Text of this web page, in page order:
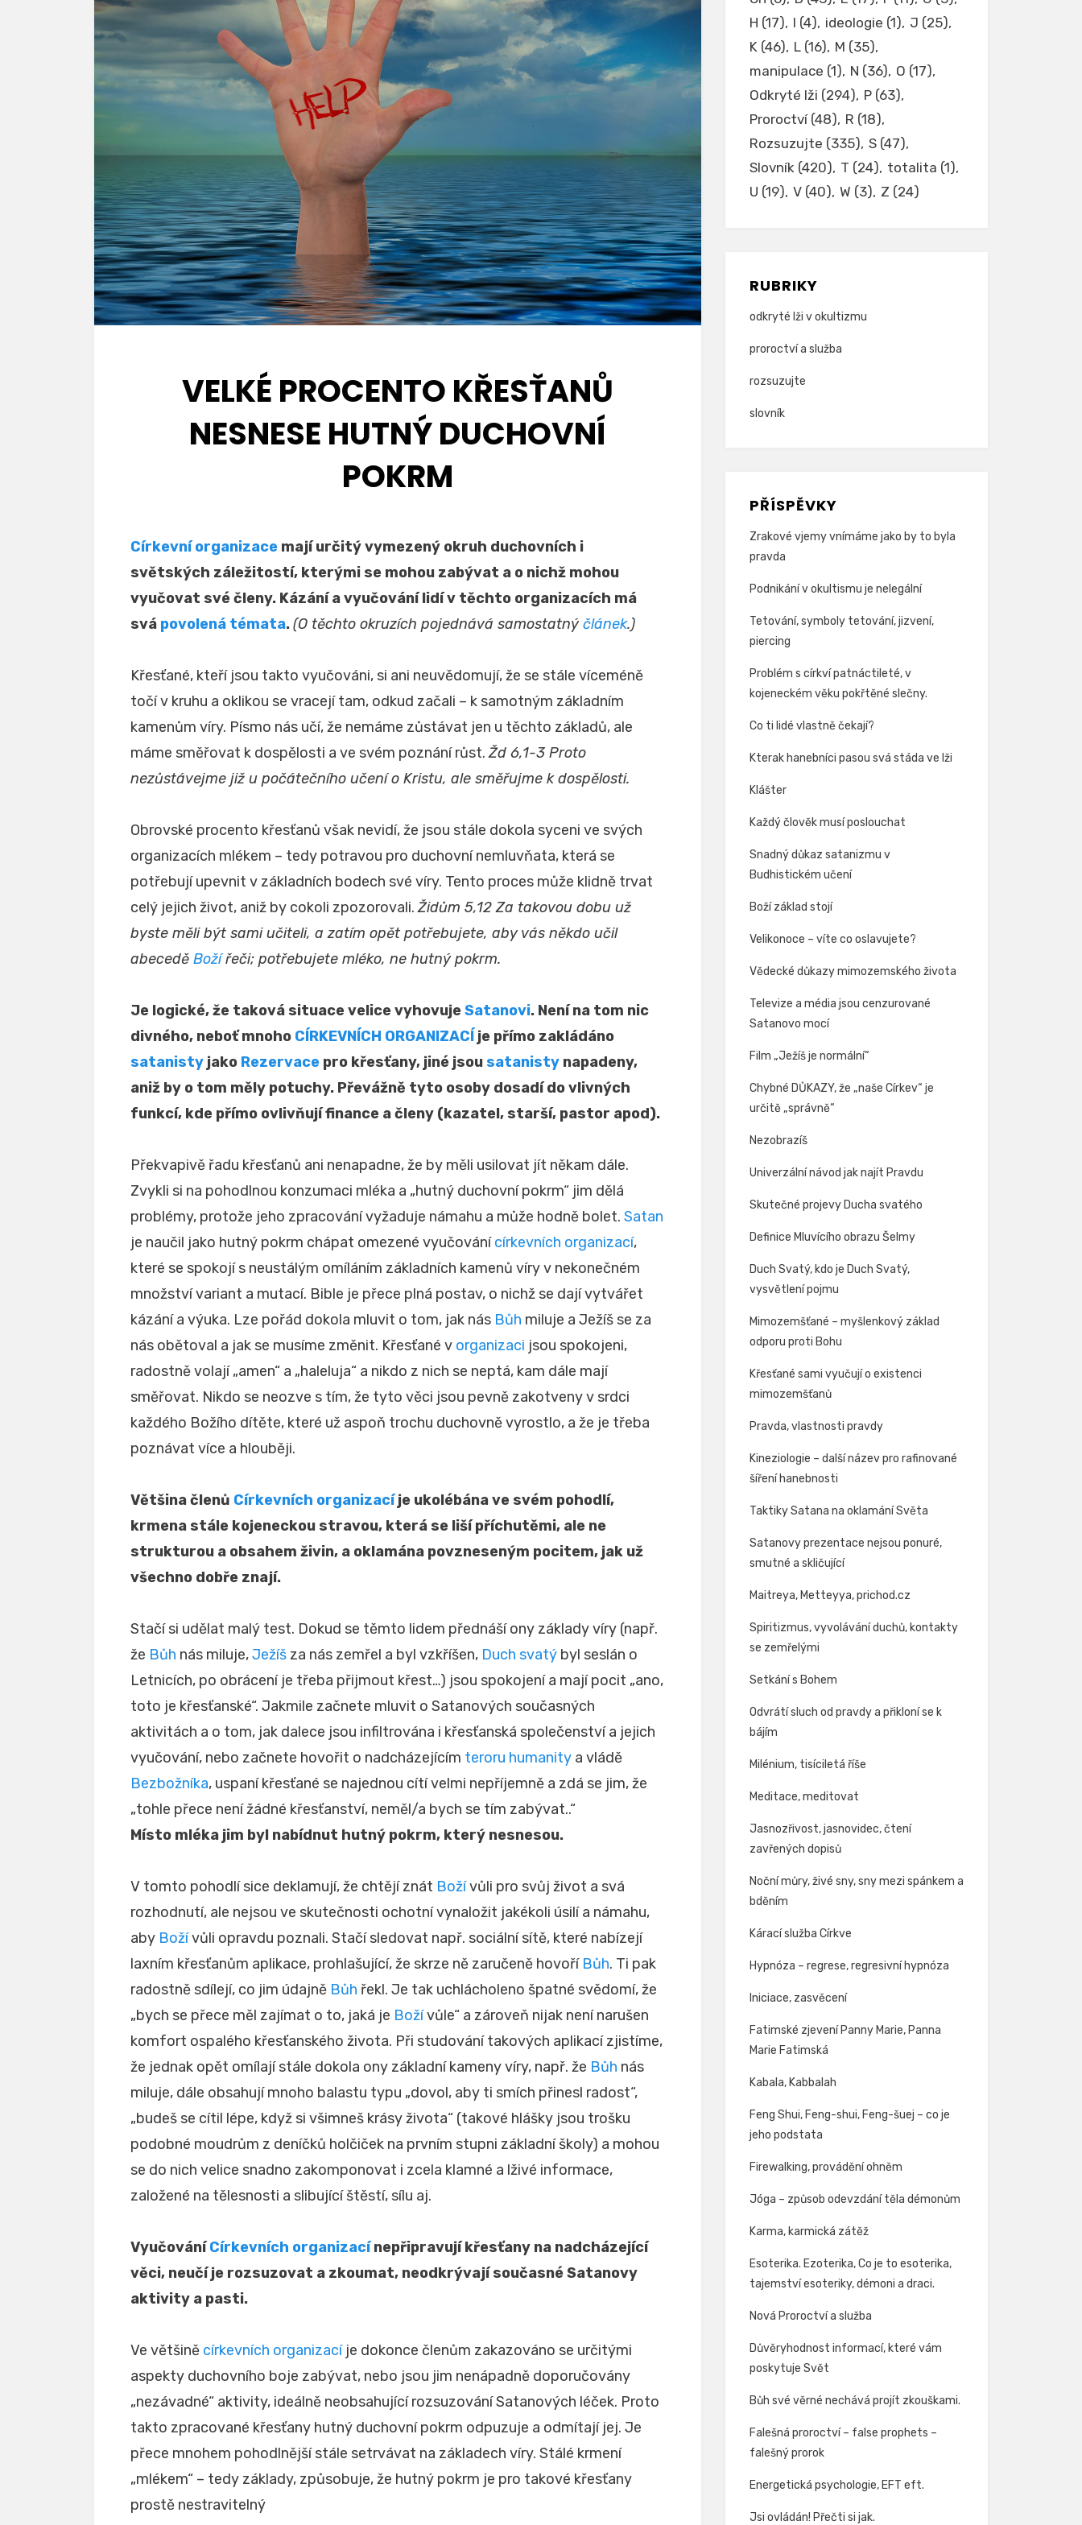
VELKÉ PROCENTO KŘESŤANŮ
NESNESE HUTNÝ DUCHOVNÍ
POKRM
Církevní organizace mají určitý vymezený okruh duchovních i
světských záležitostí, kterými se mohou zabývat a o nichž mohou
vyučovat své členy. Kázání a vyučování lidí v těchto organizacích má
svá povolená témata.(O těchto okruzích pojednává samostatnýčlánek.)
Křesťané, kteří jsou takto vyučováni, si ani neuvědomují, že se stále víceméně
točí v kruhu a oklikou se vracejí tam, odkud začali – k samotným základním
kamenům víry. Písmo nás učí, že nemáme zůstávat jen u těchto základů, ale
máme směřovat k dospělosti a ve svém poznání růst.Žd 6,1-3 Proto
nezůstávejme již u počátečního učení o Kristu, ale směřujme k dospělosti.
Obrovské procento křesťanů však nevidí, že jsou stále dokola syceni ve svých
organizacích mlékem – tedy potravou pro duchovní nemluvňata, která se
potřebují upevnit v základních bodech své víry. Tento proces může klidně trvat
celý jejich život, aniž by cokoli zpozorovali.Židům 5,12 Za takovou dobu už
byste měli být sami učiteli, a zatím opět potřebujete, aby vás někdo učil
abecedě Božířeči; potřebujete mléko, ne hutný pokrm.
Je logické, že taková situace velice vyhovuje Satanovi. Není na tom nic
divného, neboť mnoho CÍRKEVNÍCH ORGANIZACÍ je přímo zakládáno
satanisty jako Rezervace pro křesťany, jiné jsousatanisty napadeny,
aniž by o tom měly potuchy. Převážně tyto osoby dosadí do vlivných
funkcí, kde přímo ovlivňují finance a členy (kazatel, starší, pastor apod).
Překvapivě řadu křesťanů ani nenapadne, že by měli usilovat jít někam dále.
Zvykli si na pohodlnou konzumaci mléka a „hutný duchovní pokrm“ jim dělá
problémy, protože jeho zpracování vyžaduje námahu a může hodně bolet. Satan
je naučil jako hutný pokrm chápat omezené vyučovánícírkevních organizací,
které se spokojí s neustálým omíláním základních kamenů víry v nekonečném
množství variant a mutací. Bible je přece plná postav, o nichž se dají vytvářet
kázání a výuka. Lze pořád dokola mluvit o tom, jak nás Bůh miluje a Ježíš se za
nás obětoval a jak se musíme změnit. Křesťané v organizaci jsou spokojeni,
radostně volají „amen“ a „haleluja“ a nikdo z nich se neptá, kam dále mají
směřovat. Nikdo se neozve s tím, že tyto věci jsou pevně zakotveny v srdci
každého Božího dítěte, které už aspoň trochu duchovně vyrostlo, a že je třeba
poznávat více a hlouběji.
Většina členů Církevních organizacíje ukolébána ve svém pohodlí,
krmena stále kojeneckou stravou, která se liší příchutěmi, ale ne
strukturou a obsahem živin, a oklamána povzneseným pocitem, jak už
všechno dobře znají.
Stačí si udělat malý test. Dokud se těmto lidem přednáší ony základy víry (např.
že Bůh nás miluje,Ježíš za nás zemřel a byl vzkříšen, Duch svatý byl seslán o
Letnicích, po obrácení je třeba přijmout křest…) jsou spokojení a mají pocit „ano,
toto je křesťanské“. Jakmile začnete mluvit o Satanových současných
aktivitách a o tom, jak dalece jsou infiltrována i křesťanská společenství a jejich
vyučování, nebo začnete hovořit o nadcházejícím teroru humanity a vládě
Bezbožníka, uspaní křesťané se najednou cítí velmi nepříjemně a zdá se jim, že
„tohle přece není žádné křesťanství, neměl/a bych se tím zabývat..“
Místo mléka jim byl nabídnut hutný pokrm, který nesnesou.
V tomto pohodlí sice deklamují, že chtějí znát Božívůli pro svůj život a svá
rozhodnutí, ale nejsou ve skutečnosti ochotní vynaložit jakékoli úsilí a námahu,
aby Božívůli opravdu poznali. Stačí sledovat např. sociální sítě, které nabízejí
laxním křesťanům aplikace, prohlašující, že skrze ně zaručeně hovoří Bůh. Ti pak
radostně sdílejí, co jim údajně Bůh řekl. Je tak uchlácholeno špatné svědomí, že
„bych se přece měl zajímat o to, jaká je Božívůle“ a zároveň nijak není narušen
komfort ospalého křesťanského života. Při studování takových aplikací zjistíme,
že jednak opět omílají stále dokola ony základní kameny víry, např. že Bůh nás
miluje, dále obsahují mnoho balastu typu „dovol, aby ti smích přinesl radost“,
„budeš se cítil lépe, když si všimneš krásy života“ (takové hlášky jsou trošku
podobné moudrům z deníčků holčiček na prvním stupni základní školy) a mohou
se do nich velice snadno zakomponovat i zcela klamné a lživé informace,
založené na tělesnosti a slibující štěstí, sílu aj.
VyučováníCírkevních organizacínepřipravují křesťany na nadcházející
věci, neučí je rozsuzovat a zkoumat, neodkrývají současné Satanovy
aktivity a pasti.
Ve většině církevních organizacíje dokonce členům zakazováno se určitými
aspekty duchovního boje zabývat, nebo jsou jim nenápadně doporučovány
„nezávadné“ aktivity, ideálně neobsahující rozsuzování Satanových léček. Proto
takto zpracované křesťany hutný duchovní pokrm odpuzuje a odmítají jej. Je
přece mnohem pohodlnější stále setrvávat na základech víry. Stálé krmení
„mlékem“ – tedy základy, způsobuje, že hutný pokrm je pro takové křesťany
prostě nestravitelný
H (17) I (4) ideologie (1) J (25)
K(46) L(16) M (35)
manipulace (1) N (36) O (17)
Odkryté lži (294) P(63)
Proroctví(48) R (18)
Rozsuzujte (335) S(47)
Slovník(420) T (24) totalita (1)
U (19) V(40) W (3) Z (24)
RUBRIKY
odkryté lži v okultizmu
proroctví a služba
rozsuzujte
slovník
PŘÍSPĚVKY
Zrakové vjemy vnímáme jako by to byla
pravda
Podnikání v okultismu je nelegální
Tetování, symboly tetování, jizvení,
piercing
Problém s církví patnáctileté, v
kojeneckém věku pokřtěné slečny.
Co ti lidé vlastně čekají?
Kterak hanebníci pasou svá stáda ve lži
Klášter
Každý člověk musí poslouchat
Snadný důkaz satanizmu v
Budhistickém učení
Boží základ stojí
Velikonoce – víte co oslavujete?
Vědecké důkazy mimozemského života
Televize a média jsou cenzurované
Satanovo mocí
Film „Ježíš je normální“
Chybné DŮKAZY, že „naše Církev“ je
určitě „správně“
Nezobrazíš
Univerzální návod jak najít Pravdu
Skutečné projevy Ducha svatého
Definice Mluvícího obrazu Šelmy
Duch Svatý, kdo je Duch Svatý,
vysvětlení pojmu
Mimozemšťané – myšlenkový základ
odporu proti Bohu
Křesťané sami vyučují o existenci
mimozemšťanů
Pravda, vlastnosti pravdy
Kineziologie – další název pro rafinované
šíření hanebnosti
Taktiky Satana na oklamání Světa
Satanovy prezentace nejsou ponuré,
smutné a skličující
Maitreya, Metteyya, prichod.cz
Spiritizmus, vyvolávání duchů, kontakty
se zemřelými
Setkání s Bohem
Odvrátí sluch od pravdy a přikloní se k
bájím
Milénium, tisíciletá říše
Meditace, meditovat
Jasnozřivost, jasnovidec, čtení
zavřených dopisů
Noční můry, živé sny, sny mezi spánkem a
bděním
Kárací služba Církve
Hypnóza – regrese, regresivní hypnóza
Iniciace, zasvěcení
Fatimské zjevení Panny Marie, Panna
Marie Fatimská
Kabala, Kabbalah
Feng Shui, Feng-shui, Feng-šuej – co je
jeho podstata
Firewalking, provádění ohněm
Jóga – způsob odevzdání těla démonům
Karma, karmická zátěž
Esoterika. Ezoterika, Co je to esoterika,
tajemství esoteriky, démoni a draci.
Nová Proroctví a služba
Důvěryhodnost informací, které vám
poskytuje Svět
Bůh své věrné nechává projít zkouškami.
Falešná proroctví – false prophets –
falešný prorok
Energetická psychologie, EFT eft.
Jsi ovládán! Přečti si jak.